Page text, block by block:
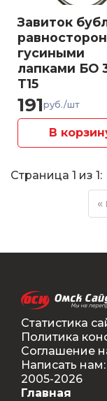
Завиток
гусиными
лапками БО
Т15
191руб./шт
В
Страница 1 из 1:
«
Статистика
Политика
Соглашение
Написать
2005-2026
Главная